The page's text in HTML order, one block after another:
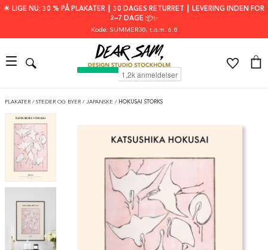
🌟 LIGE NU: 30 % PÅ PLAKATER ┃ 30 DAGES RETURRET ┃ LEVERING INDEN FOR
2–7 DAGE 📦✨
Kode: SUMMER30, t.o.m. 6.8
PLAKATER / STEDER OG BYER / JAPANSKE / HOKUSAI STORKS